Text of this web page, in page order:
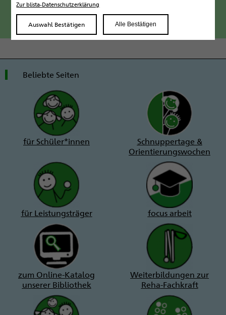
Zur Hörzeitschrift "Der Kopfhörer" im Online-
Katalog
Beliebte Seiten
für Schüler*innen
Schnuppertage &
Orientierungswochen
für Leistungsträger focus arbeit
zum Online-Katalog
unserer Bibliothek
Weiterbildungen zur
Reha-Fachkraft
Zur blista-Datenschutzerklärung
Auswahl Bestätigen Alle Bestätigen